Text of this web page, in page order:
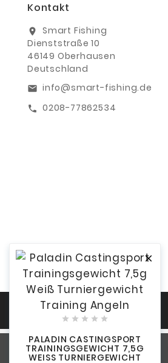

    
PALADIN CASTINGSPORT
TRAININGSGEWICHT 7,5G
WEISS TURNIERGEWICHT T
Kontakt
location_on
Smart Fishing
Dienststraße 10
46149 Oberhausen
Deutschland
email info@smart-fishing.de
call 0208-77862534